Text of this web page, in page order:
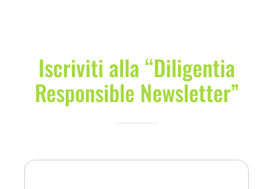
Iscriviti alla “Diligentia
Responsible Newsletter”